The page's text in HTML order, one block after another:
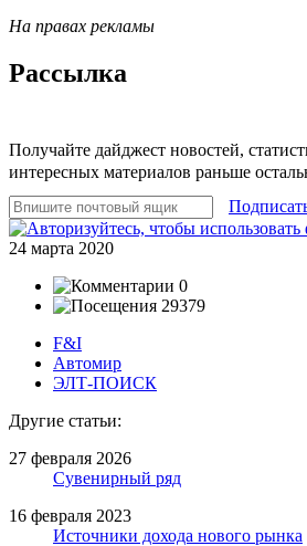
На правах рекламы
Рассылка
Получайте дайджест новостей,
интересных материалов раньше
24 марта 2020
0
29379
F&I
Автомир
ЭЛТ-ПОИСК
Другие статьи:
27 февраля 2026
Сувенирный ряд
16 февраля 2023
Источники дохода нового рынка